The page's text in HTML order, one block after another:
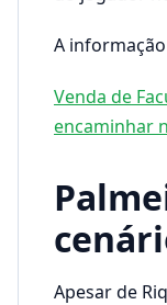
A
Venda de
encaminhar
Apesar de